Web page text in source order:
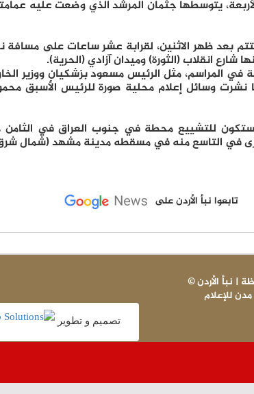
يتوسطها جثمان المرشد الذي وضعت عليه
انقلاب (الثورة) وميدان آزادي (الحرية).
المراسم، مثل الرئيس مسعود بزشكيان ووزير
نشرت وسائل إعلام محلية صورة للرئيس الأسبق
للتشييع محطة في جنوب العراق في الثامن
في التاسع منه في مسقطه مدينة مشهد (شمال
تابعوا نبأ الأردن على
للإعلام
تصميم و تطوير